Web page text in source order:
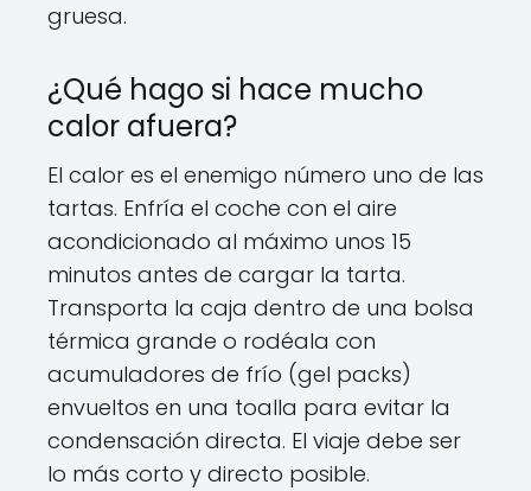
gruesa.
¿Qué hago si hace mucho
calor afuera?
El calor es el enemigo número uno de las
tartas. Enfría el coche con el aire
acondicionado al máximo unos 15
minutos antes de cargar la tarta.
Transporta la caja dentro de una bolsa
térmica grande o rodéala con
acumuladores de frío (gel packs)
envueltos en una toalla para evitar la
condensación directa. El viaje debe ser
lo más corto y directo posible.